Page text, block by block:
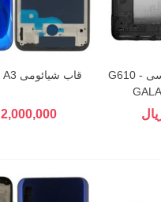
قاب سامسونگ گلکسی G610 -
قاب شیائومی XIAOMI MI A3
2,000,000 ریال